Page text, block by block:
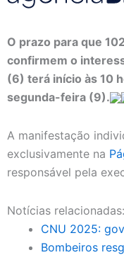
O prazo para que
confirmem o
(6) terá início às 10
segunda-feira (9).
A manifestação
exclusivamente na
responsável pela
Notícias relacionadas:
CNU 2025:
Bombeiros